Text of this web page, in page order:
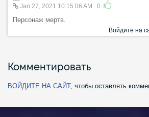
Jan 27, 2021 10:15:06 AM 0
Персонаж мертв.
Войдите на
Комментировать
ВОЙДИТЕ НА САЙТ, чтобы оставлять